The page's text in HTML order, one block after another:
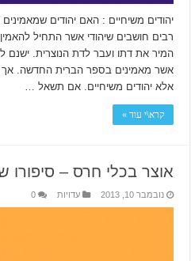
יהודים משיחיים : האם יהודים שמאמינים
רבים חושבים שיהודי אשר התחיל
המיר את דתו ועבר לדת הנוצרית. ישנם
אשר מאמינים בספר הברית החדשה. אך
אלא יהודים משיחיים. אם תשאל …
קרא\י עוד »
אוצר בכלי חרס – סיפורו
נובמבר 10, 2013 עדויות 0